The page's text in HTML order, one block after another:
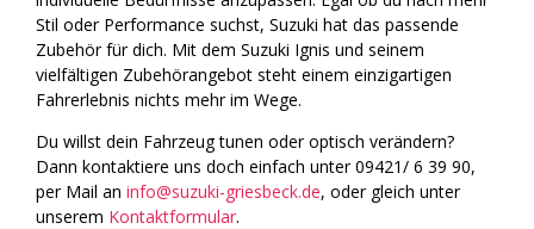
Stil oder Performance suchst, Suzuki hat das passende
Zubehör für dich. Mit dem Suzuki Ignis und seinem
vielfältigen Zubehörangebot steht einem einzigartigen
Fahrerlebnis nichts mehr im Wege.
Du willst dein Fahrzeug tunen oder optisch verändern?
Dann kontaktiere uns doch einfach unter 09421/ 6 39 90,
per Mail an info@suzuki-griesbeck.de, oder gleich unter
unserem Kontaktformular.